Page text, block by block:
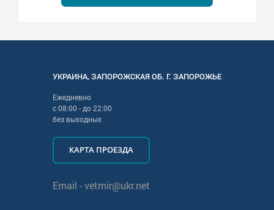
УКРАИНА,ЗАПОРОЖСКАЯОБ. Г. ЗАПОРОЖЬЕ
Ежедневно
с08:00 - до22:00
без выходных
КАРТА ПРОЕЗДА
Email -vetmir@ukr.net